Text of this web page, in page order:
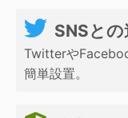
SNSとの
Twitterや
簡単設置。